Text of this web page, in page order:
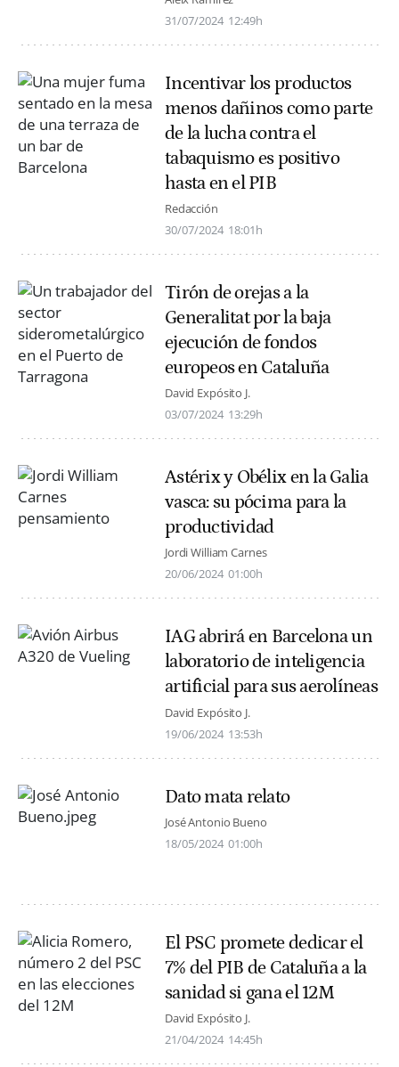
31/07/2024 12:49h
Incentivar los productos
menos dañinos como parte
de la lucha contra el
tabaquismo es positivo
hasta en el PIB
Redacción
30/07/2024 18:01h
Tirón de orejas a la
Generalitat por la baja
ejecución de fondos
europeos en Cataluña
David Expósito J.
03/07/2024 13:29h
Astérix y Obélix en la Galia
vasca: su pócima para la
productividad
Jordi William Carnes
20/06/2024 01:00h
IAG abrirá en Barcelona un
laboratorio de inteligencia
artificial para sus aerolíneas
David Expósito J.
19/06/2024 13:53h
Dato mata relato
José Antonio Bueno
18/05/2024 01:00h
El PSC promete dedicar el
7% del PIB de Cataluña a la
sanidad si gana el 12M
David Expósito J.
21/04/2024 14:45h